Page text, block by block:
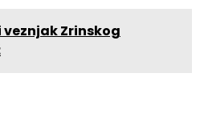
veznjak Zrinskog